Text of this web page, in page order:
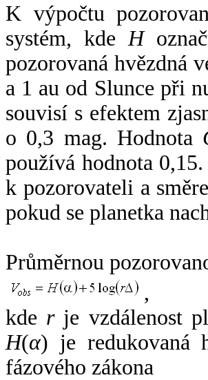
K výpočtu
systém, kde H
pozorovaná hvězdná
a 1 au od Slunce při
souvisí s efektem
o 0,3 mag. Hodnota
používá hodnota
k pozorovateli a
pokud se planetka
Průměrnou
,
kde rje vzdálenost
H(α) je redukovaná
fázového zákona